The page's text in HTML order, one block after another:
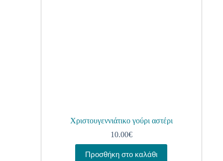
Χριστουγεννιάτικο γούρι αστέρι
10.00€
Προσθήκη στο καλάθι